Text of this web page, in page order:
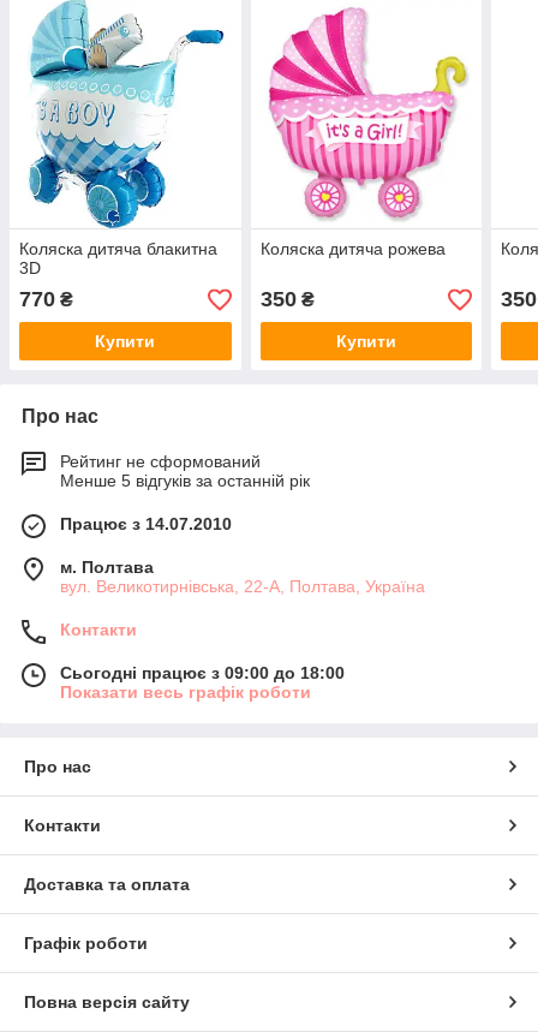
Коляска дитяча блакитна
3D
770 ₴
Купити
Коляска дитяча рожева
350₴
Купити
350
Про нас
Рейтинг не сформований
Менше 5 відгуків за останній рік
Працює з 14.07.2010
м. Полтава
вул. Великотирнівська, 22-А, Полтава, Україна
Контакти
Сьогодні працює з 09:00 до 18:00
Показати весь графік роботи
Про нас
Контакти
Доставка та оплата
Графік роботи
Повна версія сайту